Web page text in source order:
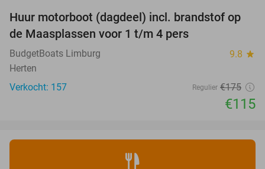
34%
Huur motorboot (dagdeel) incl. brandstof op
de Maasplassen voor 1 t/m 4 pers
BudgetBoats Limburg 9.8 star
Herten
Verkocht: 157
Regulier €175
€115